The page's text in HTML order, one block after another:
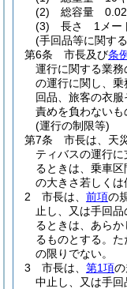
(2)
総容量
(3)
長さ 1メー
(手回品等に関す
第6条
市長及び条
運行に関する業
の運行に関し、
回品、旅客の衣
責めを負わないも
(運行の制限等)
第7条
市長は、天
ティバスの運行
るときは、乗車
の大きさ若しくは
2
市長は、 前項の
止し、又は手回
るときは、あら
るものとする。 た
の限りでない。
3
市長は、 第1項
中止し、又は手